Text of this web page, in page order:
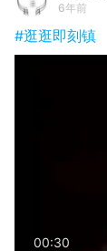
6年前
#逛逛即刻镇
00:30